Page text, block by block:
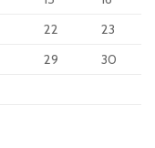
22
23
29
30